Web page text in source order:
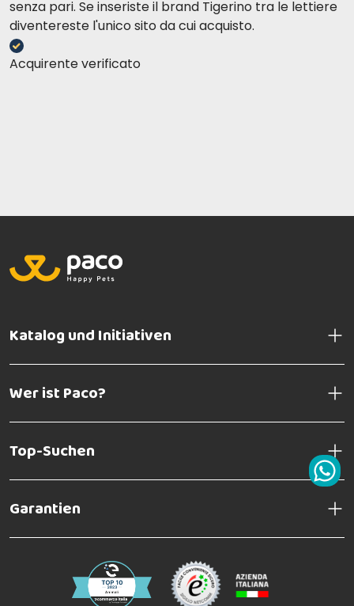
senza pari. Se inseriste il brand Tigerino tra le lettiere
diventereste l'unico sito da cui acquisto.
Acquirente verificato
Katalog und Initiativen
Wer ist Paco?
Top-Suchen
Garantien